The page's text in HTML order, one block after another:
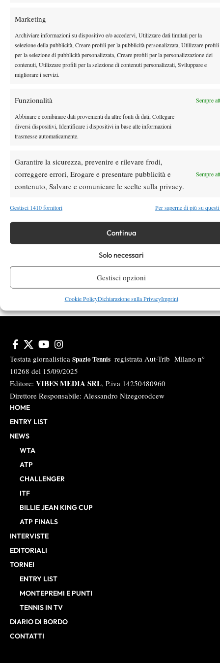
Marketing
Archiviare informazioni su dispositivo e/o accedervi, Utilizzare dati limitati per la
selezione della pubblicità, Creare profili per la pubblicità personalizzata, Utilizzare profili
per la selezione di pubblicità personalizzata, Creare profili per la personalizzazione dei
contenuti, Utilizzare profili per la selezione di contenuti personalizzati, Sviluppare e
migliorare i servizi.
Funzionalità Sempre
Abbinare e combinare dati provenienti da altre fonti di dati, Collegare
diversi dispositivi, Identificare i dispositivi in base alle informazioni
trasmesse automaticamente.
Garantire la sicurezza, prevenire e rilevare frodi,
correggere errori, Erogare e presentare pubblicità e
contenuto, Salvare e comunicare le scelte sulla privacy.
Sempre
Gestisci 1410 fornitori Per saperne di più su
Continua
Solo necessari
Gestisci opzioni
Cookie PolicyDichiarazione sulla PrivacyImprint
Djokovic: “Sognavo di vedere i miei figli tifare per me, sono
la mia ispirazione”
9 Marzo 2026
Luca Innocenti
Master 1000 Indian Wells 2026, Sinner: “In doppio per
divertirmi, passo le serate con la Formula 1”
Luca Innocenti
Facebook
Instagram
Testata giornalistica Spazio Tennis registrata Aut-Trib Milano n°
10268 del 15/09/2025
Editore: VIBES MEDIA SRL, P.iva 14250480960
Direttore Responsabile: Alessandro Nizegorodcew
HOME
ENTRY LIST
NEWS
WTA
ATP
CHALLENGER
ITF
BILLIE JEAN KING CUP
ATP FINALS
INTERVISTE
EDITORIALI
TORNEI
ENTRY LIST
MONTEPREMI E PUNTI
TENNIS IN TV
DIARIO DI BORDO
CONTATTI